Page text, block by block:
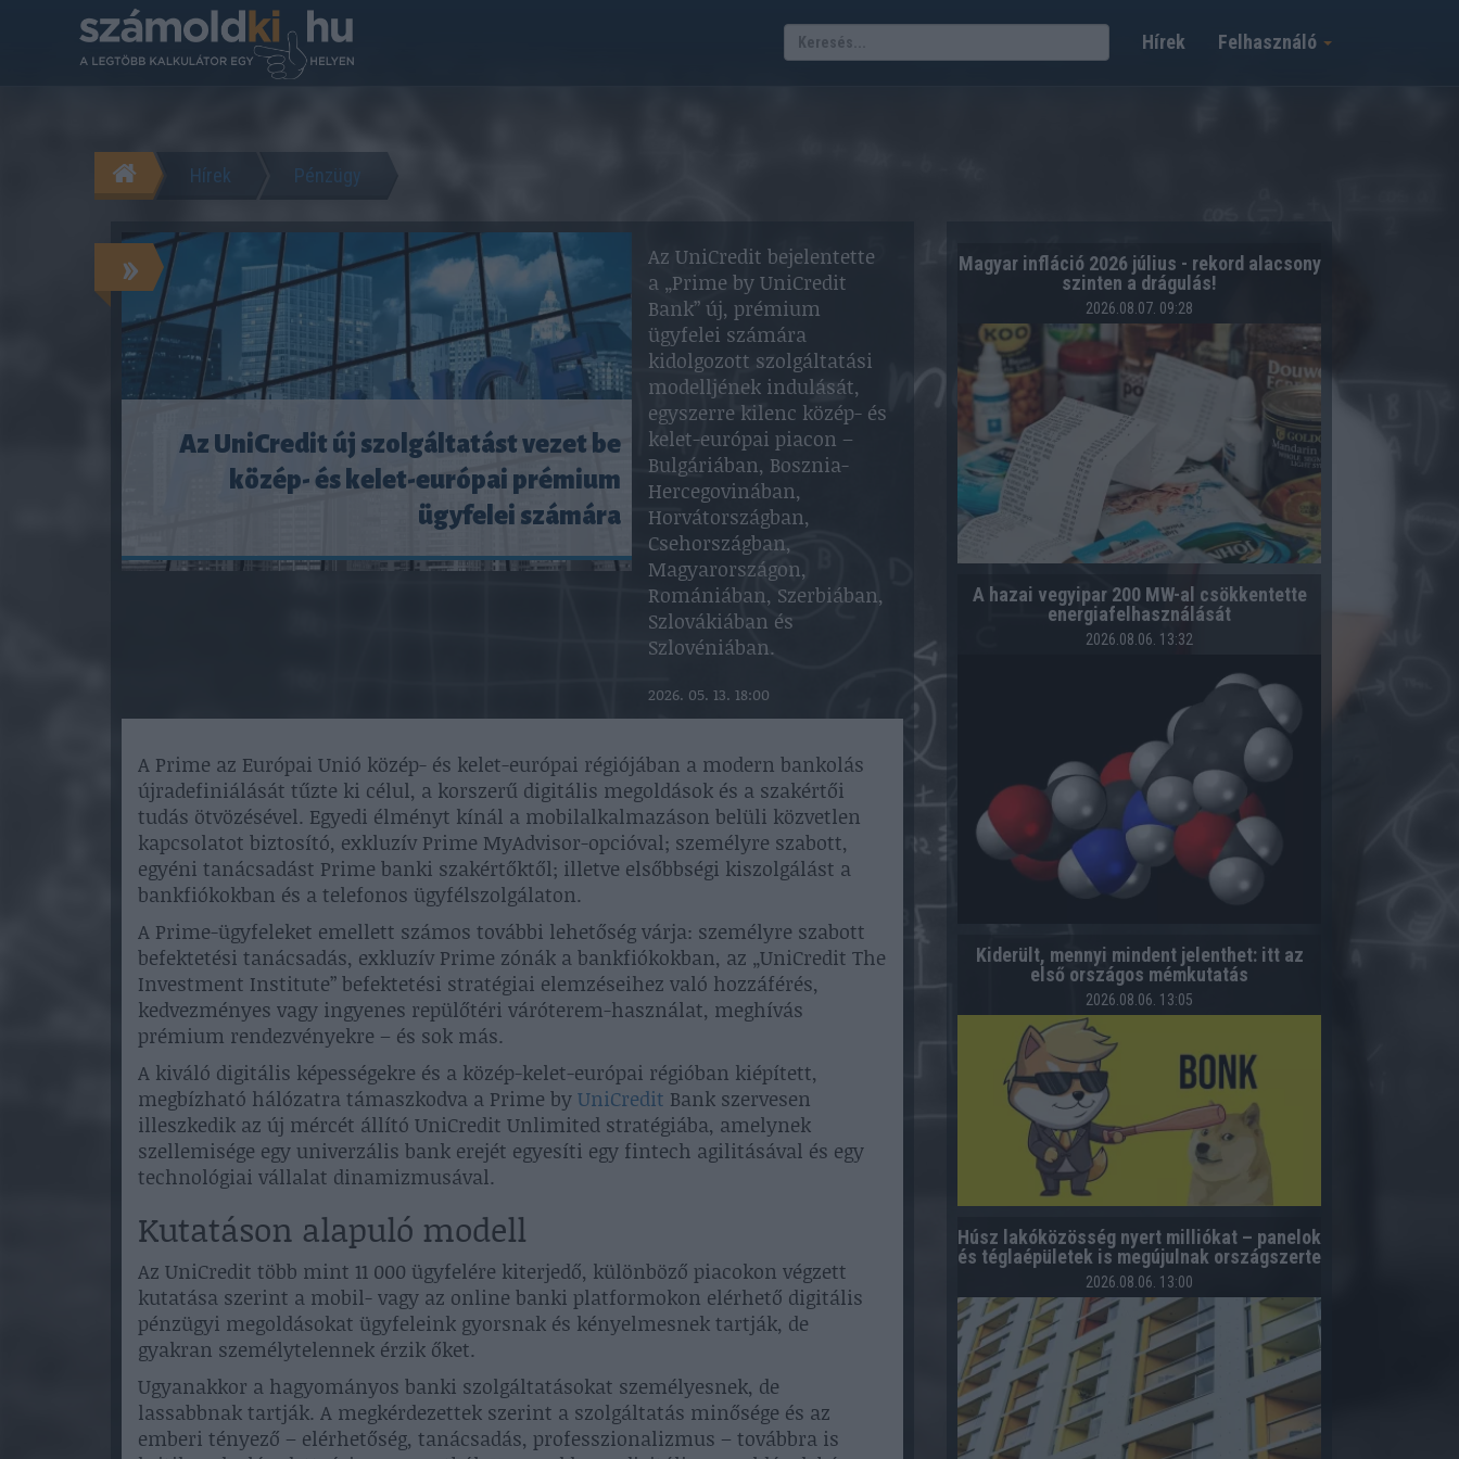
Felhasználó
Hírek
Hírek Pénzügy
»
Az UniCredit új szolgáltatást vezet be
közép- és kelet-európai prémium
ügyfelei számára
Az UniCredit bejelentette
a „Prime by UniCredit
Bank” új, prémium
ügyfelei számára
kidolgozott szolgáltatási
modelljének indulását,
egyszerre kilenc közép- és
kelet-európai piacon –
Bulgáriában, Bosznia-
Hercegovinában,
Horvátországban,
Csehországban,
Magyarországon,
Romániában, Szerbiában,
Szlovákiában és
Szlovéniában.
2026. 05. 13. 18:00
A Prime az Európai Unió közép- és kelet-európai régiójában a modern bankolás
újradefiniálását tűzte ki célul, a korszerű digitális megoldások és a szakértői
tudás ötvözésével. Egyedi élményt kínál a mobilalkalmazáson belüli közvetlen
kapcsolatot biztosító, exkluzív Prime MyAdvisor-opcióval; személyre szabott,
egyéni tanácsadást Prime banki szakértőktől; illetve elsőbbségi kiszolgálást a
bankfiókokban és a telefonos ügyfélszolgálaton.
A Prime-ügyfeleket emellett számos további lehetőség várja: személyre szabott
befektetési tanácsadás, exkluzív Prime zónák a bankfiókokban, az „UniCredit The
Investment Institute” befektetési stratégiai elemzéseihez való hozzáférés,
kedvezményes vagy ingyenes repülőtéri váróterem-használat, meghívás
prémium rendezvényekre – és sok más.
A kiváló digitális képességekre és a közép-kelet-európai régióban kiépített,
megbízható hálózatra támaszkodva a Prime byUniCredit Bank szervesen
illeszkedik az új mércét állító UniCredit Unlimited stratégiába, amelynek
szellemisége egy univerzális bank erejét egyesíti egy fintech agilitásával és egy
technológiai vállalat dinamizmusával.
Kutatáson alapuló modell
Az UniCredit több mint 11 000 ügyfelére kiterjedő, különböző piacokon végzett
kutatása szerint a mobil- vagy az online banki platformokon elérhető digitális
pénzügyi megoldásokat ügyfeleink gyorsnak és kényelmesnek tartják, de
gyakran személytelennek érzik őket.
Ugyanakkor a hagyományos banki szolgáltatásokat személyesnek, de
lassabbnak tartják. A megkérdezettek szerint a szolgáltatás minősége és az
emberi tényező – elérhetőség, tanácsadás, professzionalizmus – továbbra is
Magyar infláció 2026 július - rekord alacsony
szinten a drágulás!
2026.08.07. 09:28
A hazai vegyipar 200 MW-al csökkentette
energiafelhasználását
2026.08.06. 13:32
Kiderült, mennyi mindent jelenthet: itt az
első országos mémkutatás
2026.08.06. 13:05
Húsz lakóközösség nyert milliókat – panelok
és téglaépületek is megújulnak országszerte
2026.08.06. 13:00